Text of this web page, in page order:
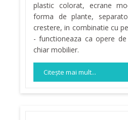
plastic colorat, ecrane
forma de plante,
crestere, in combinatie cu
- functioneaza ca opere
chiar mobilier.
Citeşte mai mult...